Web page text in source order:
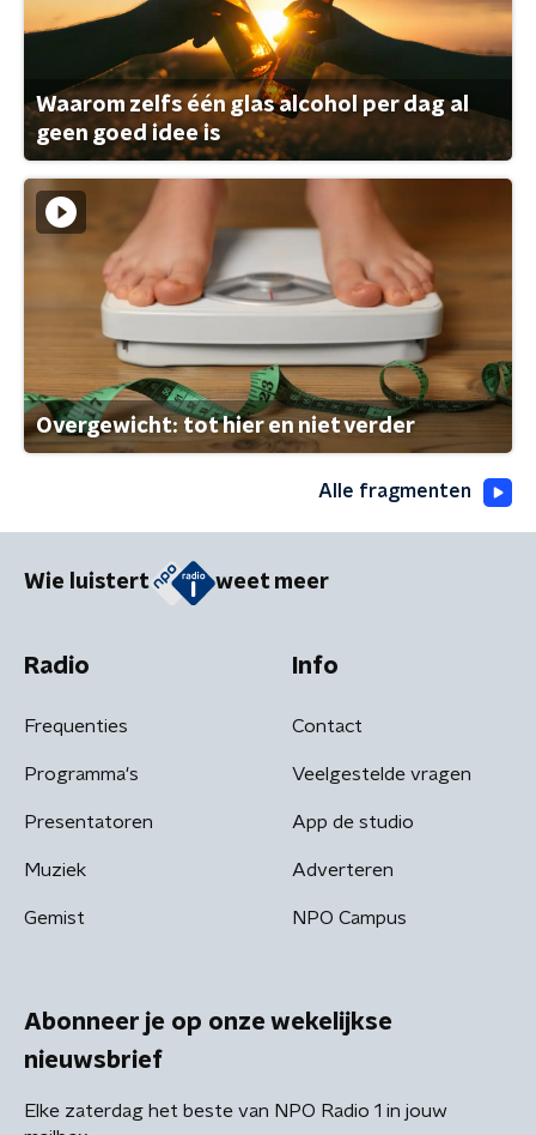
Waarom zelfs één glas alcohol per dag al
geen goed idee is
Overgewicht: tot hier en niet verder
Alle fragmenten
Wie luistert weet meer
Radio
Frequenties
Programma's
Presentatoren
Muziek
Gemist
Info
Contact
Veelgestelde vragen
App de studio
Adverteren
NPO Campus
Abonneer je op onze wekelijkse
nieuwsbrief
Elke zaterdag het beste van NPO Radio 1 in jouw